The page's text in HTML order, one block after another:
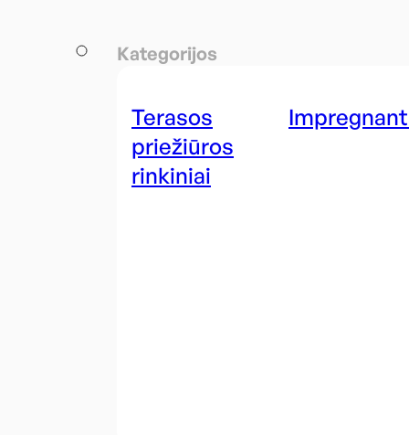
Kategorijos
Terasos
priežiūros
rinkiniai